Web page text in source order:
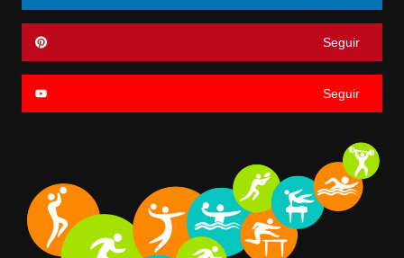
Seguir
Seguir